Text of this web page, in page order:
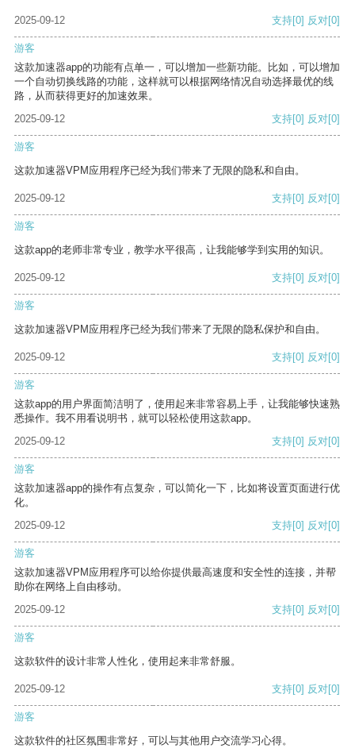
2025-09-12 支持[0] 反对[0]
游客
这款加速器app的功能有点单一，可以增加一些新功能。比如，可以增加
一个自动切换线路的功能，这样就可以根据网络情况自动选择最优的线
路，从而获得更好的加速效果。
2025-09-12
支持[0] 反对[0]
游客
这款加速器VPM应用程序已经为我们带来了无限的隐私和自由。
2025-09-12 支持[0] 反对[0]
游客
这款app的老师非常专业，教学水平很高，让我能够学到实用的知识。
2025-09-12 支持[0] 反对[0]
游客
这款加速器VPM应用程序已经为我们带来了无限的隐私保护和自由。
2025-09-12 支持[0] 反对[0]
游客
这款app的用户界面简洁明了，使用起来非常容易上手，让我能够快速熟
悉操作。我不用看说明书，就可以轻松使用这款app。
2025-09-12
支持[0] 反对[0]
游客
这款加速器app的操作有点复杂，可以简化一下，比如将设置页面进行优
化。
2025-09-12
支持[0] 反对[0]
游客
这款加速器VPM应用程序可以给你提供最高速度和安全性的连接，并帮
助你在网络上自由移动。
2025-09-12
支持[0] 反对[0]
游客
这款软件的设计非常人性化，使用起来非常舒服。
2025-09-12 支持[0] 反对[0]
游客
这款软件的社区氛围非常好，可以与其他用户交流学习心得。